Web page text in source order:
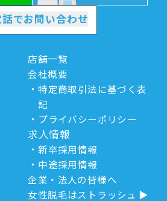
話でお問い合わせ
店舗一覧
会社概要
特定商取引法に基づく表
記
プライバシーポリシー
求人情報
新卒採用情報
中途採用情報
企業・法人の皆様へ
女性脱毛はストラッシュ